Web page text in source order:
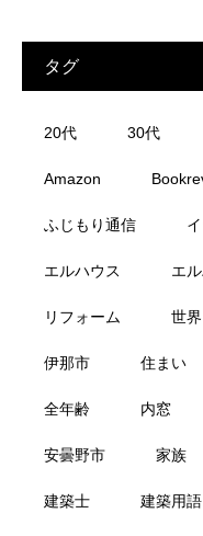
タグ
20代 30代
Amazon
ふじもり通信
エルハウス エ
リフォーム 世界
伊那市 住まい
全年齢 内窓
安曇野市 家族
建築士 建築用語